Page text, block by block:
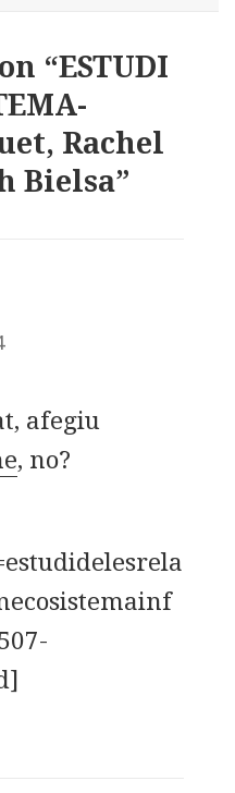
“ESTUDI
Rachel
Bielsa”
afegiu
, no?